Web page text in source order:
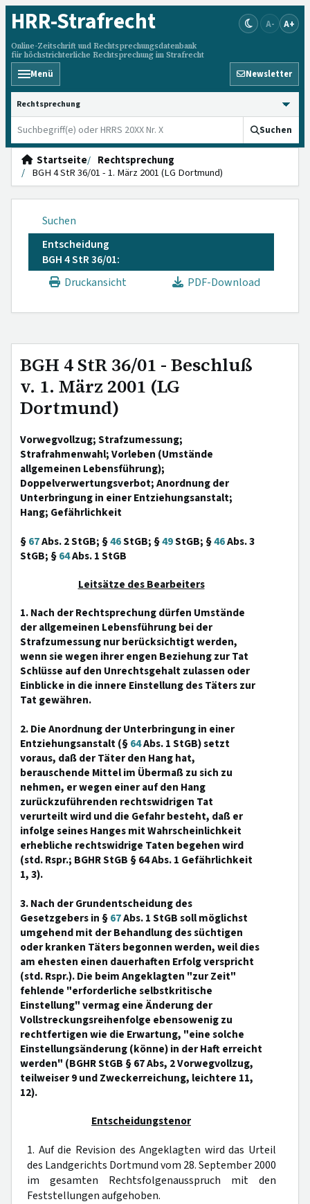
HRR-Strafrecht
Online-Zeitschrift und Rechtsprechungsdatenbank
für höchstrichterliche Rechtsprechung im Strafrecht
A- A+
Menü Newsletter
HRRS durchsuchen
Suchen
Startseite
Rechtsprechung
BGH 4 StR 36/01 - 1. März 2001 (LG Dortmund)
Suchen
Entscheidung
BGH 4 StR 36/01:
Druckansicht
PDF-Download
BGH 4 StR 36/01 - Beschluß
v. 1. März 2001 (LG
Dortmund)
Vorwegvollzug; Strafzumessung;
Strafrahmenwahl; Vorleben (Umstände
allgemeinen Lebensführung);
Doppelverwertungsverbot; Anordnung der
Unterbringung in einer Entziehungsanstalt;
Hang; Gefährlichkeit
§67Abs. 2 StGB; §46StGB; §49StGB; §46Abs. 3
StGB; §64Abs. 1 StGB
Leitsätze des Bearbeiters
1. Nach der Rechtsprechung dürfen Umstände
der allgemeinen Lebensführung bei der
Strafzumessung nur berücksichtigt werden,
wenn sie wegen ihrer engen Beziehung zur Tat
Schlüsse auf den Unrechtsgehalt zulassen oder
Einblicke in die innere Einstellung des Täters zur
Tat gewähren.
2. Die Anordnung der Unterbringung in einer
Entziehungsanstalt (§64Abs. 1 StGB) setzt
voraus, daß der Täter den Hang hat,
berauschende Mittel im Übermaß zu sich zu
nehmen, er wegen einer auf den Hang
zurückzuführenden rechtswidrigen Tat
verurteilt wird und die Gefahr besteht, daß er
infolge seines Hanges mit Wahrscheinlichkeit
erhebliche rechtswidrige Taten begehen wird
(std. Rspr.; BGHR StGB § 64 Abs. 1 Gefährlichkeit
1, 3).
3. Nach der Grundentscheidung des
Gesetzgebers in §67Abs. 1 StGB soll möglichst
umgehend mit der Behandlung des süchtigen
oder kranken Täters begonnen werden, weil dies
am ehesten einen dauerhaften Erfolg verspricht
(std. Rspr.). Die beim Angeklagten "zur Zeit"
fehlende "erforderliche selbstkritische
Einstellung" vermag eine Änderung der
Vollstreckungsreihenfolge ebensowenig zu
rechtfertigen wie die Erwartung, "eine solche
Einstellungsänderung (könne) in der Haft erreicht
werden" (BGHR StGB § 67 Abs, 2 Vorwegvollzug,
teilweiser 9 und Zweckerreichung, leichtere 11,
12).
Entscheidungstenor
1. Auf die Revision des Angeklagten wird das Urteil
des Landgerichts Dortmund vom 28. September 2000
im gesamten Rechtsfolgenausspruch mit den
Feststellungen aufgehoben.